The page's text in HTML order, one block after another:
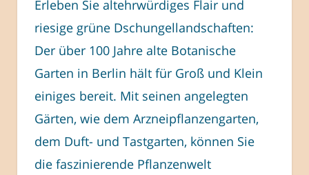
Erleben Sie altehrwürdiges Flair und
riesige grüne Dschungellandschaften:
Der über 100 Jahre alte Botanische
Garten in Berlin hält für Groß und Klein
einiges bereit. Mit seinen angelegten
Gärten, wie dem Arzneipflanzengarten,
dem Duft- und Tastgarten, können Sie
die faszinierende Pflanzenwelt